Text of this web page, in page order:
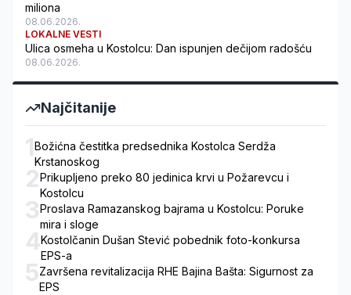
miliona
08.06.2026.
LOKALNE VESTI
Ulica osmeha u Kostolcu: Dan ispunjen dečijom radošću
08.06.2026.
Najčitanije
1Božićna čestitka predsednika Kostolca Serdža
Krstanoskog
2Prikupljeno preko 80 jedinica krvi u Požarevcu i
Kostolcu
3Proslava Ramazanskog bajrama u Kostolcu: Poruke
mira i sloge
4Kostolčanin Dušan Stević pobednik foto-konkursa
EPS-a
5Završena revitalizacija RHE Bajina Bašta: Sigurnost za
EPS